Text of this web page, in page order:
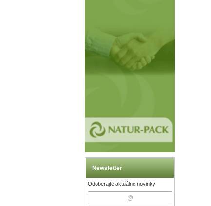
Newsletter
Odoberajte aktuálne novinky